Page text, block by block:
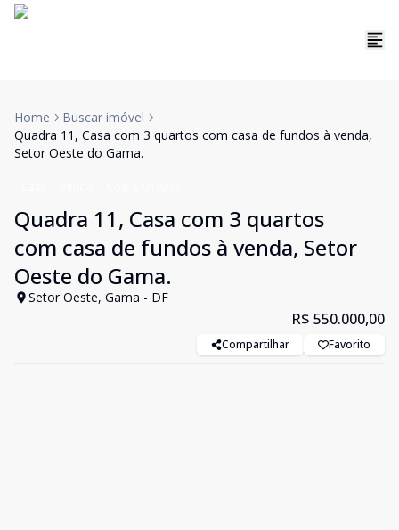
Home
Buscar imóvel
Quadra 11, Casa com 3 quartos com casa de fundos à venda,
Setor Oeste do Gama.
Quadra 11, Casa com 3 quartos
com casa de fundos à venda, Setor
Oeste do Gama.
Setor Oeste, Gama - DF
R$ 550.000,00
Compartilhar Favorito